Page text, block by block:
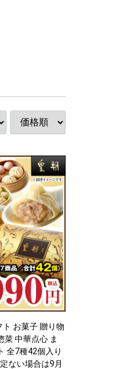
お菓子 贈り物
菜 中華点心 ま
全7種42個入り
ない場合は9月